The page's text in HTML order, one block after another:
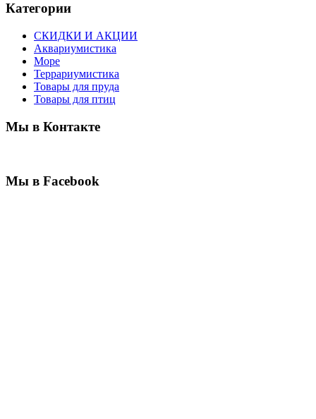
Категории
СКИДКИ И АКЦИИ
Аквариумистика
Море
Террариумистика
Товары для пруда
Товары для птиц
Мы в Контакте
Мы в Facebook